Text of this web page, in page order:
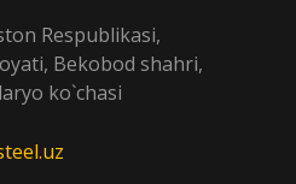
Respublikasi,
Bekobod shahri,
ko`chasi